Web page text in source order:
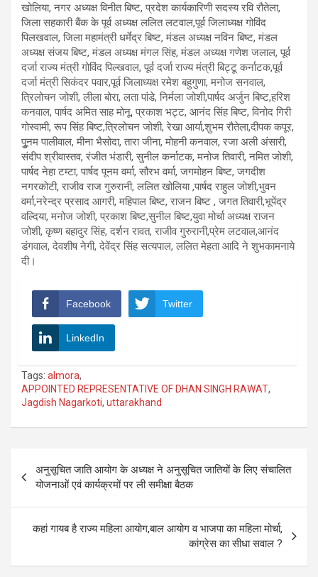
खोलिया, नगर अध्यक्ष विनीत बिष्ट, प्रदेश कार्यकारिणी सदस्य रवि रौतेला,
जिला सहकारी बैंक के पूर्व अध्यक्ष ललित लटवाल,पूर्व जिलाध्यक्ष गोविंद
पिलखवाल, जिला महामंत्री धर्मेद्र बिष्ट, मंडल अध्यक्ष नविन बिष्ट, मंडल
अध्यक्ष संजय बिष्ट, मंडल अध्यक्ष मंगल सिंह, मंडल अध्यक्ष गणेश जलाल, पूर्व
दर्जा राज्य मंत्री गोविंद पिल्खवाल, पूर्व दर्जा राज्य मंत्री बिट्टू कर्नाटक,पूर्व
दर्जा मंत्री सिकंदर पवार,पूर्व जिलाध्यक्ष रमेश बहुगुणा, मनोज सनवाल,
त्रिलोचन जोशी, लीला बोरा, लता पांडे, निर्मला जोशी,पार्षद अर्जुन बिष्ट,हरिश
कनवाल, पार्षद अमित साह मोनू, प्रकाश भट्ट, आनंद सिंह बिष्ट, विनोद गिरी
गोस्वामी, रूप सिंह बिष्ट,त्रिलोचन जोशी, रेखा आर्या,शुभम रौतेला,दीपक कपूर,
पुूनम पालीवाल, मीना भैसोदा, तारा जीना, मोहनी कनवाल, रजा अली अंसारी,
संदीप श्रीवास्तव, रंजीत भंडारी, सुनील कर्नाटक, मनोज तिवारी, नमित जोशी,
पार्षद नेहा टम्टा, पार्षद पूनम वर्मा, सौरभ वर्मा, जगमोहन बिष्ट, जगदीश
नगरकोटी, राजीव राज गुरुरानी, ललित खोलिया ,पार्षद राहुल जोशी,भुवन
वर्मा,नरेन्द्र प्रसाद आगरी, महिपाल बिष्ट, राजन बिष्ट , जगत तिवारी,भूपेंद्र
वल्दिया, मनोज जोशी, प्रकाश बिष्ट,सुनील बिष्ट,युवा मोर्चा अध्यक्ष राजन
जोशी, कृष्ण बहादुर सिंह, दर्शन रावत, राजीव गुरुरानी,प्रेम लटवाल,आनंद
डंगवाल, देवशीष नेगी, देवेंद्र सिंह सत्यपाल, ललित मेहता आदि ने शुभकामनाये
दी।
Facebook Twitter
LinkedIn
Tags: almora,
APPOINTED REPRESENTATIVE OF DHAN SINGH RAWAT,
Jagdish Nagarkoti, uttarakhand
navigation
अनुसूचित जाति आयोग के अध्यक्ष ने अनुसूचित जातियों के लिए संचालित
योजनाओं एवं कार्यक्रमों पर ली समीक्षा बैठक
कहां गायब है राज्य महिला आयोग,बाल आयोग व भाजपा का महिला मोर्चा,
कांग्रेस का सीधा सवाल ?